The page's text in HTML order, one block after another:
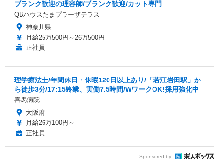
ブランク歓迎の理容師/ブランク歓迎/カット専門
QBハウスたまプラーザテラス
神奈川県
月給25万500円～26万500円
正社員
理学療法士/年間休日・休暇120日以上あり/「若江岩田駅」か
ら徒歩3分/17:15終業、実働7.5時間/WワークOK!採用強化中
喜馬病院
大阪府
月給26万100円～
正社員
Sponsored by